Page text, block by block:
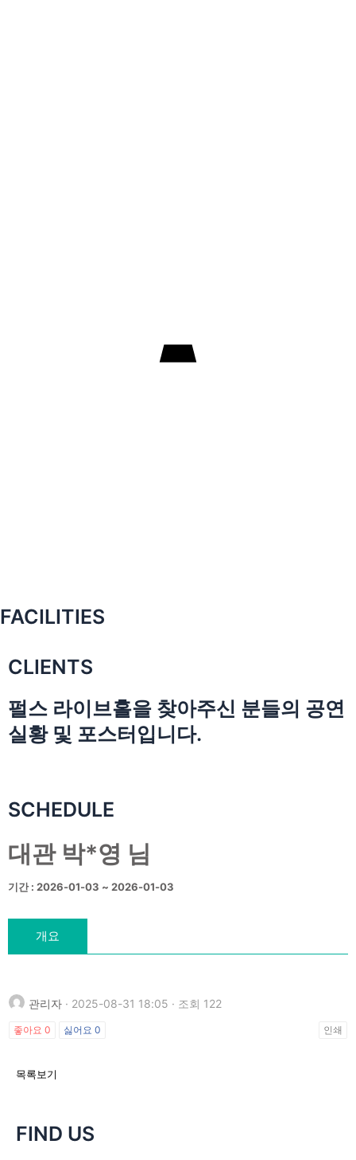
FACILITIES
CLIENTS
펄스 라이브홀을 찾아주신 분들의 공연
실황 및 포스터입니다.
SCHEDULE
대관 박*영 님
기간 : 2026-01-03 ~ 2026-01-03
개요
관리자 · 2025-08-31 18:05 · 조회 122
좋아요 0 싫어요 0 인쇄
목록보기
FIND US